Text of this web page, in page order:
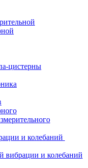
цистерны
и колебаний
вибрации и колебаний